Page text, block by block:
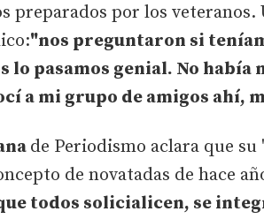
preparados por los veteranos.
"nos preguntaron si
lo pasamos genial. No había
a mi grupo de amigos ahí,
de Periodismo aclara que
de novatadas de hace
todos solicialicen, se